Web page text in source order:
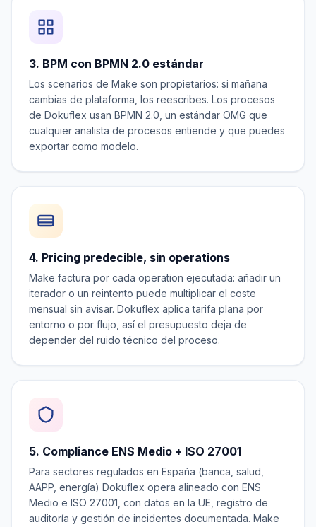
3. BPM con BPMN 2.0 estándar
Los scenarios de Make son propietarios: si mañana
cambias de plataforma, los reescribes. Los procesos
de Dokuflex usan BPMN 2.0, un estándar OMG que
cualquier analista de procesos entiende y que puedes
exportar como modelo.
4. Pricing predecible, sin operations
Make factura por cada operation ejecutada: añadir un
iterador o un reintento puede multiplicar el coste
mensual sin avisar. Dokuflex aplica tarifa plana por
entorno o por flujo, así el presupuesto deja de
depender del ruido técnico del proceso.
5. Compliance ENS Medio + ISO 27001
Para sectores regulados en España (banca, salud,
AAPP, energía) Dokuflex opera alineado con ENS
Medio e ISO 27001, con datos en la UE, registro de
auditoría y gestión de incidentes documentada. Make